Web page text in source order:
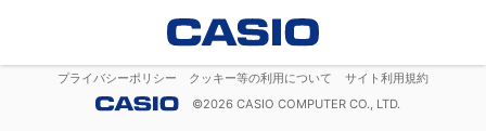
プライバシーポリシー クッキー等の利用について
サイト利用規約
©2026 CASIO COMPUTER CO., LTD.